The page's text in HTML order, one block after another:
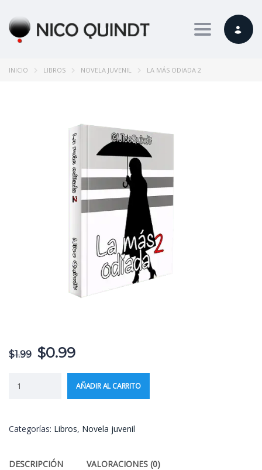
Toggle
INICIO LIBROS NOVELA JUVENIL LA MÁS ODIADA 2
$1.99 $0.99
AÑADIR AL CARRITO
Categorías: Libros, Novela juvenil
DESCRIPCIÓN VALORACIONES (0)